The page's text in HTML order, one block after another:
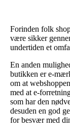
Forinden folk
være sikker
undertiden et
En anden
butikken er e-
om at
med at e-
som har den
desuden en god
for besvær med